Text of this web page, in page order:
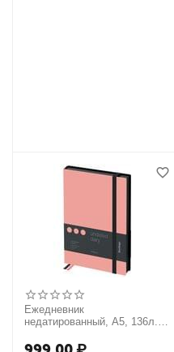
Ежедневник
недатированный, А5, 136л.,
черный/фламинго, с